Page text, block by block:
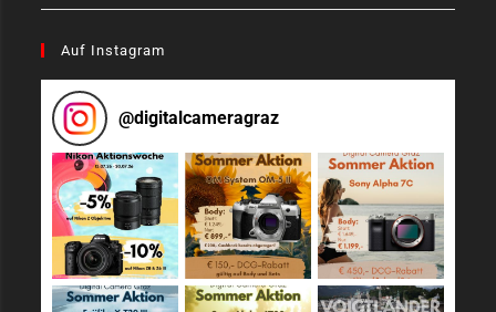
Auf Instagram
@digitalcameragraz